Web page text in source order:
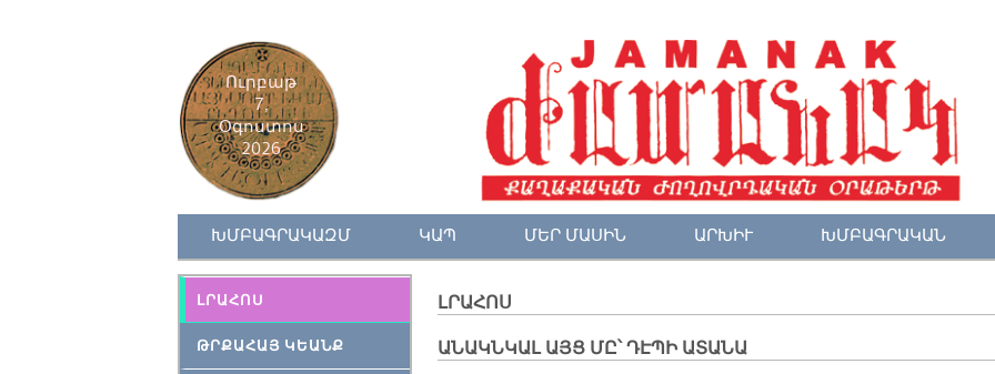
Ուրբաթ
7,
Օգոստոս
2026
ԽՄԲԱԳՐԱԿԱԶՄ ԿԱՊ ՄԵՐ ՄԱՍԻՆ ԱՐԽԻՒ ԽՄԲԱԳՐԱԿԱՆ
ԼՐԱՀՈՍ
ԹՐՔԱՀԱՅ ԿԵԱՆՔ
ԼՐԱՀՈՍ
ԱՆԱԿՆԿԱԼ ԱՅՑ ՄԸ՝ ԴԷՊԻ ԱՏԱՆԱ